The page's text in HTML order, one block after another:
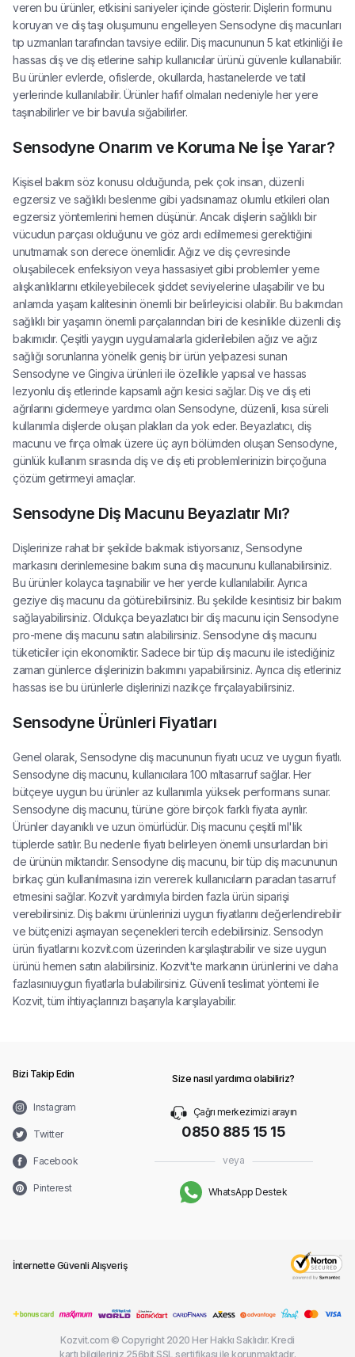
veren bu ürünler, etkisini saniyeler içinde gösterir. Dişlerin formunu
koruyan ve diş taşı oluşumunu engelleyen Sensodyne diş macunları
tıp uzmanları tarafından tavsiye edilir. Diş macununun 5 kat etkinliği ile
hassas diş ve diş etlerine sahip kullanıcılar ürünü güvenle kullanabilir.
Bu ürünler evlerde, ofislerde, okullarda, hastanelerde ve tatil
yerlerinde kullanılabilir. Ürünler hafif olmaları nedeniyle her yere
taşınabilirler ve bir bavula sığabilirler.
Sensodyne Onarım ve Koruma Ne İşe Yarar?
Kişisel bakım söz konusu olduğunda, pek çok insan, düzenli
egzersiz ve sağlıklı beslenme gibi yadsınamaz olumlu etkileri olan
egzersiz yöntemlerini hemen düşünür. Ancak dişlerin sağlıklı bir
vücudun parçası olduğunu ve göz ardı edilmemesi gerektiğini
unutmamak son derece önemlidir. Ağız ve diş çevresinde
oluşabilecek enfeksiyon veya hassasiyet gibi problemler yeme
alışkanlıklarını etkileyebilecek şiddet seviyelerine ulaşabilir ve bu
anlamda yaşam kalitesinin önemli bir belirleyicisi olabilir. Bu bakımdan
sağlıklı bir yaşamın önemli parçalarından biri de kesinlikle düzenli diş
bakımıdır. Çeşitli yaygın uygulamalarla giderilebilen ağız ve ağız
sağlığı sorunlarına yönelik geniş bir ürün yelpazesi sunan
Sensodyne ve Gingiva ürünleri ile özellikle yapısal ve hassas
lezyonlu diş etlerinde kapsamlı ağrı kesici sağlar. Diş ve diş eti
ağrılarını gidermeye yardımcı olan Sensodyne, düzenli, kısa süreli
kullanımla dişlerde oluşan plakları da yok eder. Beyazlatıcı, diş
macunu ve fırça olmak üzere üç ayrı bölümden oluşan Sensodyne,
günlük kullanım sırasında diş ve diş eti problemlerinizin birçoğuna
çözüm getirmeyi amaçlar.
Sensodyne Diş Macunu Beyazlatır Mı?
Dişlerinize rahat bir şekilde bakmak istiyorsanız, Sensodyne
markasını derinlemesine bakım suna diş macununu kullanabilirsiniz.
Bu ürünler kolayca taşınabilir ve her yerde kullanılabilir. Ayrıca
geziye diş macunu da götürebilirsiniz. Bu şekilde kesintisiz bir bakım
sağlayabilirsiniz. Oldukça beyazlatıcı bir diş macunu için Sensodyne
pro-mene diş macunu satın alabilirsiniz. Sensodyne diş macunu
tüketiciler için ekonomiktir. Sadece bir tüp diş macunu ile istediğiniz
zaman günlerce dişlerinizin bakımını yapabilirsiniz. Ayrıca diş etleriniz
hassas ise bu ürünlerle dişlerinizi nazikçe fırçalayabilirsiniz.
Sensodyne Ürünleri Fiyatları
Genel olarak, Sensodyne diş macununun fiyatı ucuz ve uygun fiyatlı.
Sensodyne diş macunu, kullanıcılara 100 mltasarruf sağlar. Her
bütçeye uygun bu ürünler az kullanımla yüksek performans sunar.
Sensodyne diş macunu, türüne göre birçok farklı fiyata ayrılır.
Ürünler dayanıklı ve uzun ömürlüdür. Diş macunu çeşitli ml'lik
tüplerde satılır. Bu nedenle fiyatı belirleyen önemli unsurlardan biri
de ürünün miktarıdır. Sensodyne diş macunu, bir tüp diş macununun
birkaç gün kullanılmasına izin vererek kullanıcıların paradan tasarruf
etmesini sağlar. Kozvit yardımıyla birden fazla ürün siparişi
verebilirsiniz. Diş bakımı ürünlerinizi uygun fiyatlarını değerlendirebilir
ve bütçenizi aşmayan seçenekleri tercih edebilirsiniz. Sensodyn
ürün fiyatlarını kozvit.com üzerinden karşılaştırabilir ve size uygun
ürünü hemen satın alabilirsiniz. Kozvit'te markanın ürünlerini ve daha
fazlasınıuygun fiyatlarla bulabilirsiniz. Güvenli teslimat yöntemi ile
Kozvit, tüm ihtiyaçlarınızı başarıyla karşılayabilir.
Bizi Takip Edin
Instagram
Twitter
Facebook
Pinterest
Size nasıl yardımcı olabiliriz?
Çağrı merkezimizi arayın
0850 885 15 15
veya
WhatsApp Destek
İnternette Güvenli Alışveriş
Kozvit.com © Copyright 2020 Her Hakkı Saklıdır. Kredi
kartı bilgileriniz 256bit SSL sertifikası ile korunmaktadır.